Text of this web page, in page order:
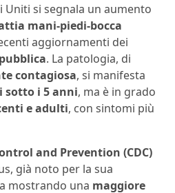
Uniti si segnala un aumento
mani-piedi-bocca
aggiornamenti dei
. La patologia, di
contagiosa, si manifesta
sotto i 5 anni, ma è in grado
e adulti, con sintomi più
and Prevention (CDC)
già noto per la sua
mostrando una maggiore